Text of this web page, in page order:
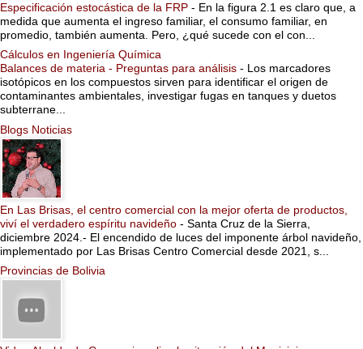
Especificación estocástica de la FRP - En la figura 2.1 es claro que, a
medida que aumenta el ingreso familiar, el consumo familiar, en
promedio, también aumenta. Pero, ¿qué sucede con el con...
Cálculos en Ingeniería Química
Balances de materia - Preguntas para análisis - Los marcadores
isotópicos en los compuestos sirven para identificar el origen de
contaminantes ambientales, investigar fugas en tanques y duetos
subterrane...
Blogs Noticias
En Las Brisas, el centro comercial con la mejor oferta de productos,
viví el verdadero espíritu navideño - Santa Cruz de la Sierra,
diciembre 2024.- El encendido de luces del imponente árbol navideño,
implementado por Las Brisas Centro Comercial desde 2021, s...
Provincias de Bolivia